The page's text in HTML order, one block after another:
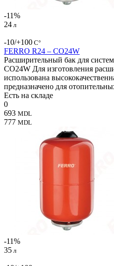
-11%
24 л
-10/+100 С°
FERRO R24 – CO24W
Расширительный бак для
CO24W Для изготовления
использована
предназначено для
Есть на складе
0
693 MDL
777 MDL
-11%
35 л